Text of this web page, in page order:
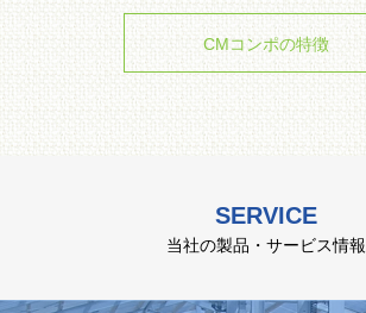
CMコンポの特徴
SERVICE
当社の製品・サービス情報